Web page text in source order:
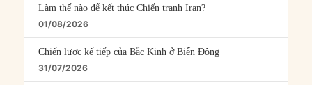
Làm thế nào để kết thúc Chiến tranh Iran?
01/08/2026
Chiến lược kế tiếp của Bắc Kinh ở Biển Đông
31/07/2026